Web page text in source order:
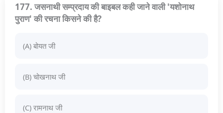
177. जसनाथी सम्प्रदाय की बाइबल कही जाने वाली 'यशोनाथ
पुराण' की रचना किसने की है?
(A) बोयत जी
(B) चोखनाथ जी
(C) रामनाथ जी